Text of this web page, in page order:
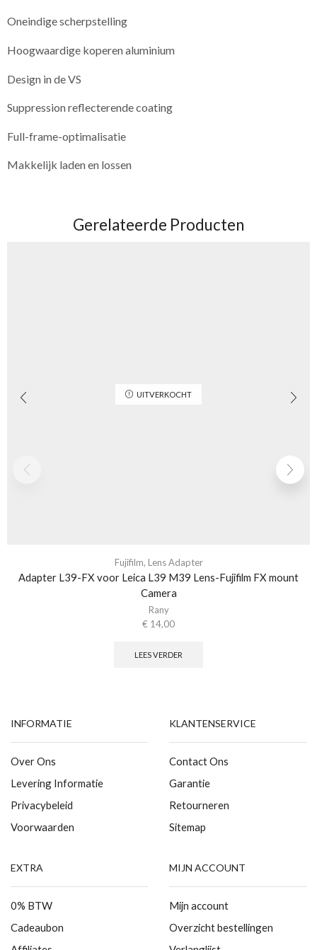
Oneindige scherpstelling
Hoogwaardige koperen aluminium
Design in de VS
Suppression reflecterende coating
Full-frame-optimalisatie
Makkelijk laden en lossen
Gerelateerde Producten
UITVERKOCHT
Fujifilm, Lens Adapter
Adapter L39-FX voor Leica L39 M39 Lens-Fujifilm FX mount
Camera
Rany
€ 14,00
LEES VERDER
INFORMATIE
Over Ons
Levering Informatie
Privacybeleid
Voorwaarden
KLANTENSERVICE
Contact Ons
Garantie
Retourneren
Sitemap
EXTRA
0% BTW
Cadeaubon
MIJN ACCOUNT
Mijn account
Overzicht bestellingen